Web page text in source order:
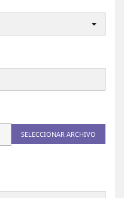
SELECCIONAR ARCHIVO